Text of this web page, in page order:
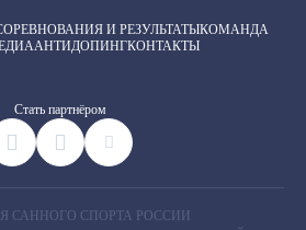
И РЕЗУЛЬТАТЫКОМАНДА
АНТИДОПИНГКОНТАКТЫ
Cтать партнёром
САННОГО СПОРТА РОССИИ